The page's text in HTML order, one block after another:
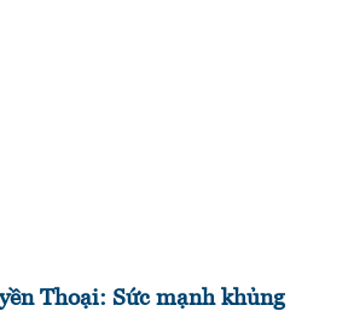
Thoại: Sức mạnh khủng